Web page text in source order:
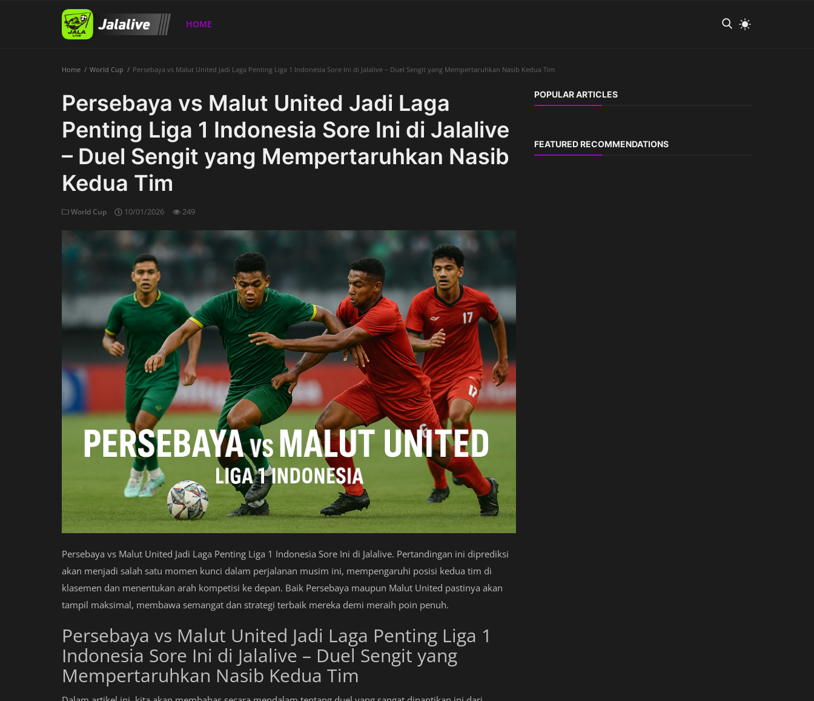
HOME
Home World Cup Persebaya vs Malut United Jadi Laga Penting Liga 1 Indonesia Sore Ini di Jalalive – Duel Sengit yang Mempertaruhkan Nasib Kedua Tim
Persebaya vs Malut United Jadi Laga
Penting Liga 1 Indonesia Sore Ini di Jalalive
– Duel Sengit yang Mempertaruhkan Nasib
Kedua Tim
World Cup 10/01/2026 249
Persebaya vs Malut United Jadi Laga Penting Liga 1 Indonesia Sore Ini di Jalalive. Pertandingan ini diprediksi
akan menjadi salah satu momen kunci dalam perjalanan musim ini, mempengaruhi posisi kedua tim di
klasemen dan menentukan arah kompetisi ke depan. Baik Persebaya maupun Malut United pastinya akan
tampil maksimal, membawa semangat dan strategi terbaik mereka demi meraih poin penuh.
Persebaya vs Malut United Jadi Laga Penting Liga 1
Indonesia Sore Ini di Jalalive – Duel Sengit yang
Mempertaruhkan Nasib Kedua Tim
POPULAR ARTICLES
FEATURED RECOMMENDATIONS